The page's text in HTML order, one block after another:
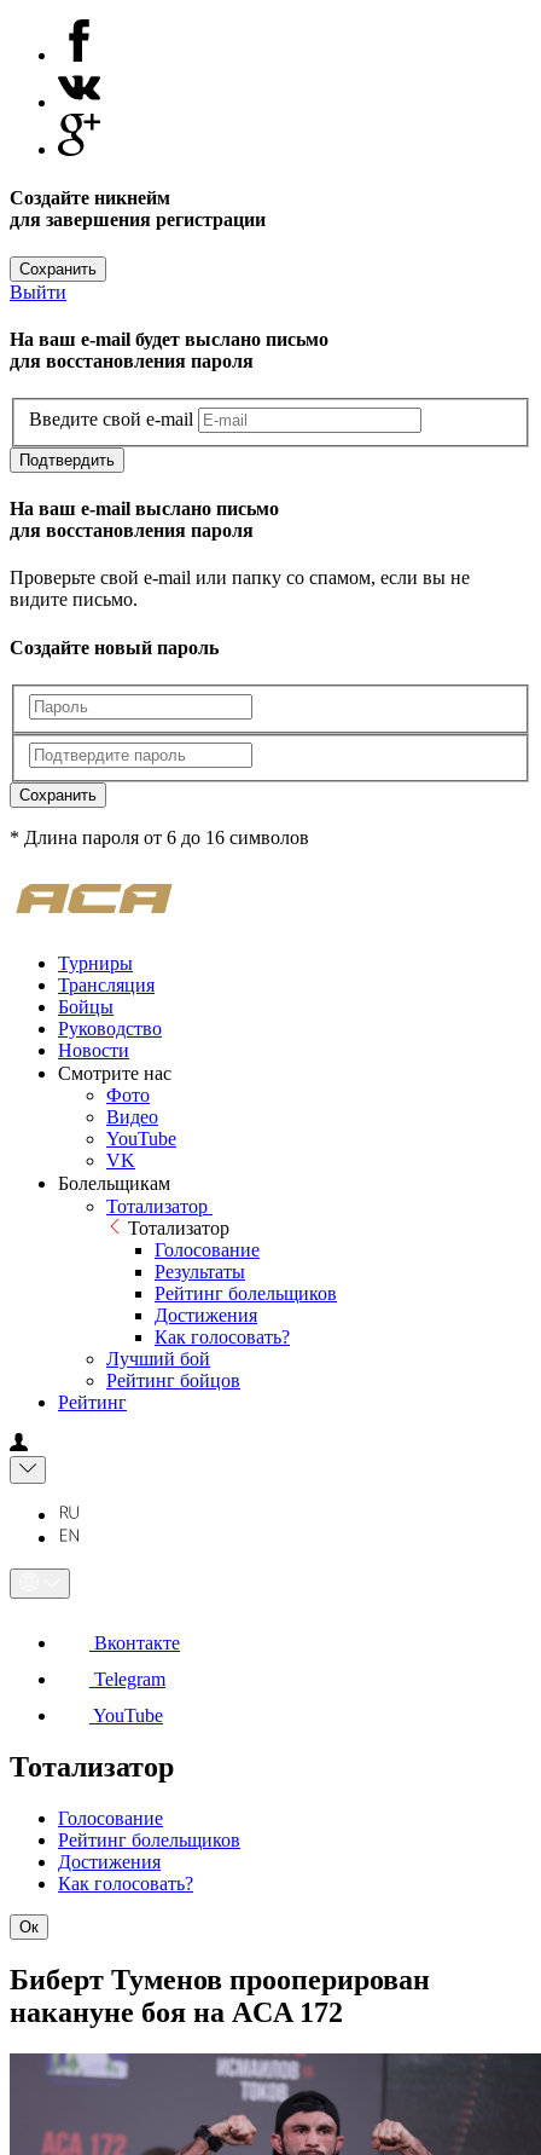
Создайте никнейм
для завершения регистрации
Сохранить
Выйти
На ваш e-mail будет выслано письмо
для восстановления пароля
Введите свой e-mail
Подтвердить
На ваш e-mail выслано письмо
для восстановления пароля
Проверьте свой e-mail или папку со спамом, если вы не
видите письмо.
Создайте новый пароль
Сохранить
* Длина пароля от 6 до 16 символов
Турниры
Трансляция
Бойцы
Руководство
Новости
Смотрите нас
Фото
Видео
YouTube
VK
Болельщикам
Тотализатор
Тотализатор
Голосование
Результаты
Рейтинг болельщиков
Достижения
Как голосовать?
Лучший бой
Рейтинг бойцов
Рейтинг
Вконтакте
Telegram
YouTube
Тотализатор
Голосование
Рейтинг болельщиков
Достижения
Как голосовать?
Ок
Биберт Туменов прооперирован
накануне боя на ACA 172